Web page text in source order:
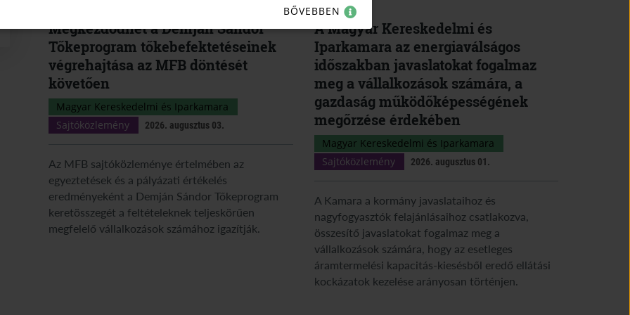
Megkezdődhet a Demján Sándor
Tőkeprogram tőkebefektetéseinek
végrehajtása az MFB döntését
követően
Magyar Kereskedelmi és Iparkamara
Sajtóközlemény
2026. augusztus 03.
Az MFB sajtóközleménye értelmében az
egyeztetések és a pályázati értékelés
eredményeként a Demján Sándor Tőkeprogram
keretösszegét a feltételeknek teljeskörűen
megfelelő vállalkozások számához igazítják.
A Magyar Kereskedelmi és
Iparkamara az energiaválságos
időszakban javaslatokat fogalmaz
meg a vállalkozások számára, a
gazdaság működőképességének
megőrzése érdekében
Magyar Kereskedelmi és Iparkamara
Sajtóközlemény
2026. augusztus 01.
A Kamara a kormány javaslataihoz és
nagyfogyasztók felajánlásaihoz csatlakozva,
összesítő javaslatokat fogalmaz meg a
vállalkozások számára, hogy az esetleges
áramtermelési kapacitás-kiesésből eredő ellátási
kockázatok kezelése arányosan történjen.
BŐVEBBEN